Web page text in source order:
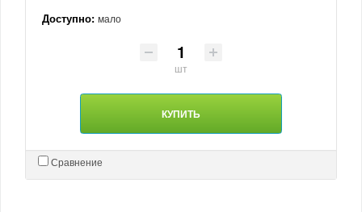
Доступно: мало
шт
КУПИТЬ
Сравнение